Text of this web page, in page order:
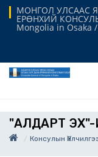
МОНГОЛ УЛСААС
ЕРӨНХИЙ
Mongolia in Osaka
"АЛДАРТ
Консулын